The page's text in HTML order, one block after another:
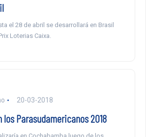
el 28 de abril se desarrollará en Brasil
Loterias Caixa.
20-03-2018
los Parasudamericanos 2018